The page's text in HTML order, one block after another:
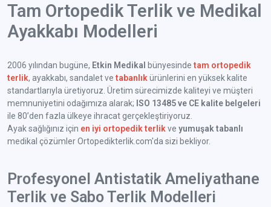
Tam Ortopedik Terlik ve Medikal
Ayakkabı Modelleri
2006 yılından bugüne, Etkin Medikal bünyesindetam ortopedik
terlik, ayakkabı, sandalet vetabanlık ürünlerini en yüksek kalite
standartlarıyla üretiyoruz. Üretim sürecimizde kaliteyi ve müşteri
memnuniyetini odağımıza alarak; ISO 13485 ve CE kalite belgeleri
ile 80’den fazla ülkeye ihracat gerçekleştiriyoruz.
Ayak sağlığınız için en iyi ortopedik terlik ve yumuşak tabanlı
medikal çözümler Ortopedikterlik.com'da sizi bekliyor.
Profesyonel Antistatik Ameliyathane
Terlik ve Sabo Terlik Modelleri